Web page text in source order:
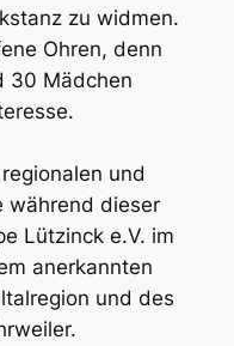
zu widmen.
Ohren, denn
30 Mädchen
und
während dieser
Lützinck e.V. im
anerkannten
und des